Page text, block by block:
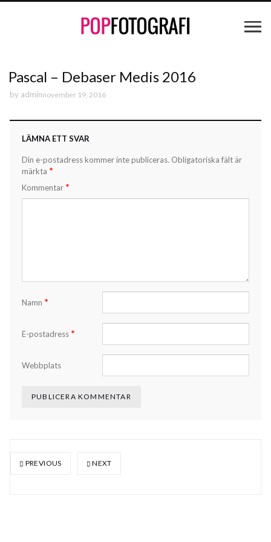
Pascal – Debaser Medis 2016
by adminnovember 19, 2016
LÄMNA ETT SVAR
Din e-postadress kommer inte publiceras. Obligatoriska fält är
märkta *
Kommentar *
Namn *
E-postadress *
Webbplats
PREVIOUS NEXT